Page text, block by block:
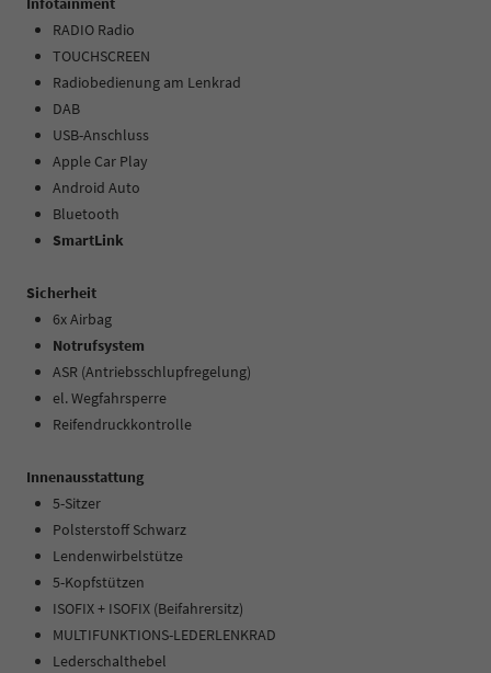
RADIO Radio
TOUCHSCREEN
Radiobedienung am Lenkrad
DAB
USB-Anschluss
Apple Car Play
Android Auto
Bluetooth
SmartLink
Sicherheit
6x Airbag
Notrufsystem
ASR (Antriebsschlupfregelung)
el. Wegfahrsperre
Reifendruckkontrolle
Innenausstattung
5-Sitzer
Polsterstoff Schwarz
Lendenwirbelstütze
5-Kopfstützen
ISOFIX + ISOFIX (Beifahrersitz)
MULTIFUNKTIONS-LEDERLENKRAD
Lederschalthebel